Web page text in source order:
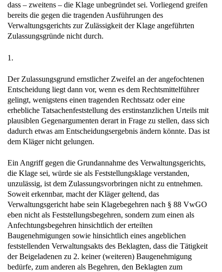
dass – zweitens – die Klage unbegründet sei. Vorliegend greifen
bereits die gegen die tragenden Ausführungen des
Verwaltungsgerichts zur Zulässigkeit der Klage angeführten
Zulassungsgründe nicht durch.
1.
Der Zulassungsgrund ernstlicher Zweifel an der angefochtenen
Entscheidung liegt dann vor, wenn es dem Rechtsmittelführer
gelingt, wenigstens einen tragenden Rechtssatz oder eine
erhebliche Tatsachenfeststellung des erstinstanzlichen Urteils mit
plausiblen Gegenargumenten derart in Frage zu stellen, dass sich
dadurch etwas am Entscheidungsergebnis ändern könnte. Das ist
dem Kläger nicht gelungen.
Ein Angriff gegen die Grundannahme des Verwaltungsgerichts,
die Klage sei, würde sie als Feststellungsklage verstanden,
unzulässig, ist dem Zulassungsvorbringen nicht zu entnehmen.
Soweit erkennbar, macht der Kläger geltend, das
Verwaltungsgericht habe sein Klagebegehren nach § 88 VwGO
eben nicht als Feststellungsbegehren, sondern zum einen als
Anfechtungsbegehren hinsichtlich der erteilten
Baugenehmigungen sowie hinsichtlich eines angeblichen
feststellenden Verwaltungsakts des Beklagten, dass die Tätigkeit
der Beigeladenen zu 2. keiner (weiteren) Baugenehmigung
bedürfe, zum anderen als Begehren, den Beklagten zum